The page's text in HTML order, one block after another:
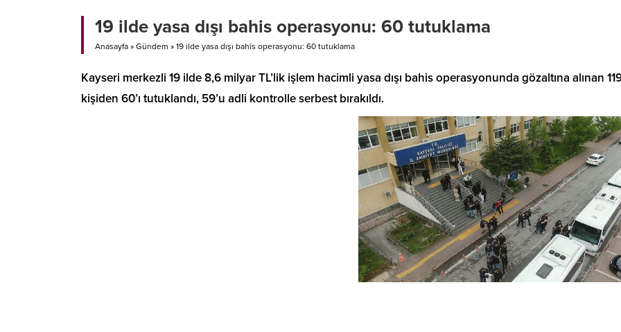
19 ilde yasa dışı bahis operasyonu: 60 tutuklama
Anasayfa » Gündem » 19 ilde yasa dışı bahis operasyonu: 60 tutuklama
Kayseri merkezli 19 ilde 8,6 milyar TL’lik işlem hacimli yasa dışı bahis operasyonunda gözaltına alınan
kişiden 60’ı tutuklandı, 59’u adli kontrolle serbest bırakıldı.